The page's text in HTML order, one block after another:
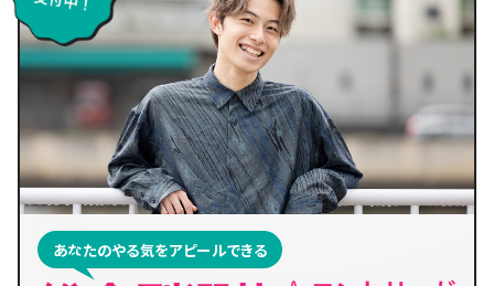
あなたのやる気をアピールできる